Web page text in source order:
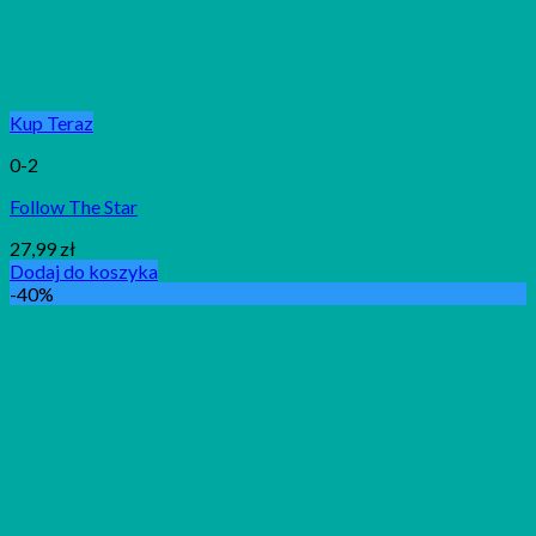
Kup Teraz
0-2
Follow The Star
27,99 zł
Dodaj do koszyka
-40%